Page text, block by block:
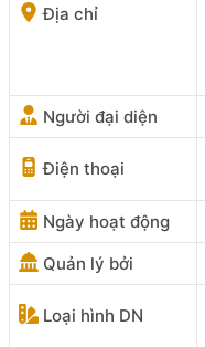
Địa chỉ
Người đại diện
Điện thoại
Ngày hoạt động
Quản lý bởi
Loại hình DN